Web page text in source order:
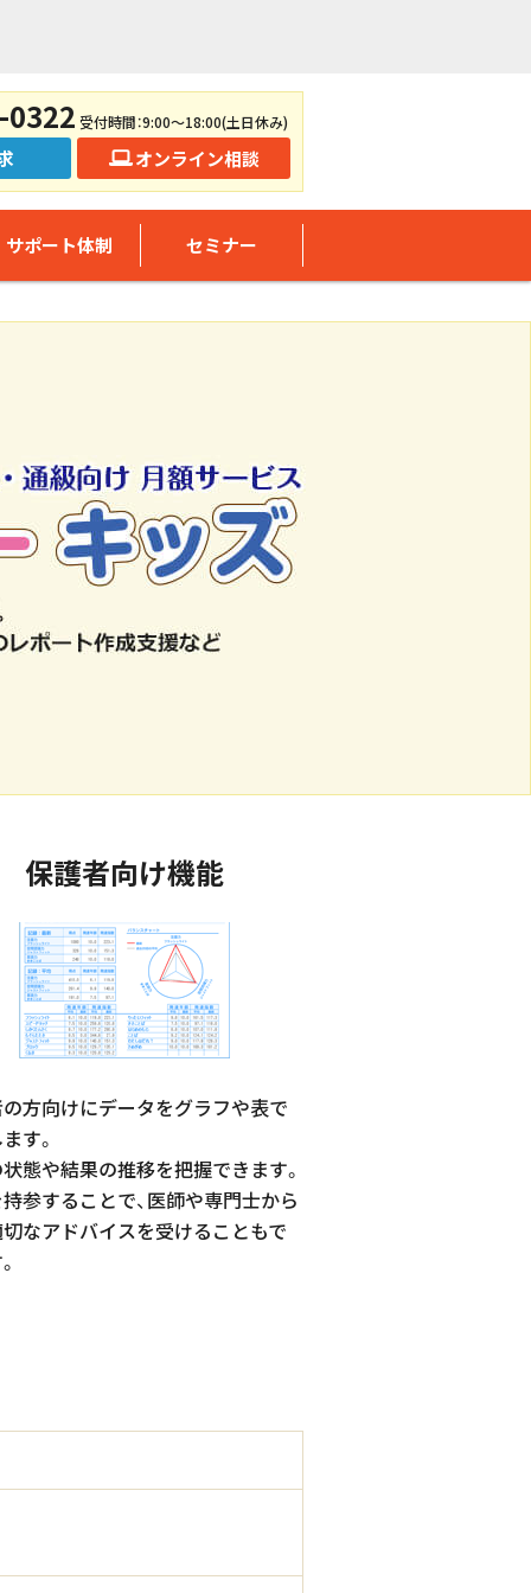
受付時間：9:00～18:00(土日休み)
オンライン相談
サポート体制 セミナー
保護者向け機能
方向けにデータをグラフや表で
す。
態や結果の推移を把握できます。
参することで、医師や専門士から
なアドバイスを受けることもで